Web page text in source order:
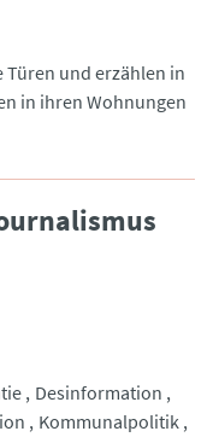
Türen und erzählen in
in ihren Wohnungen
Desinformation
Kommunalpolitik